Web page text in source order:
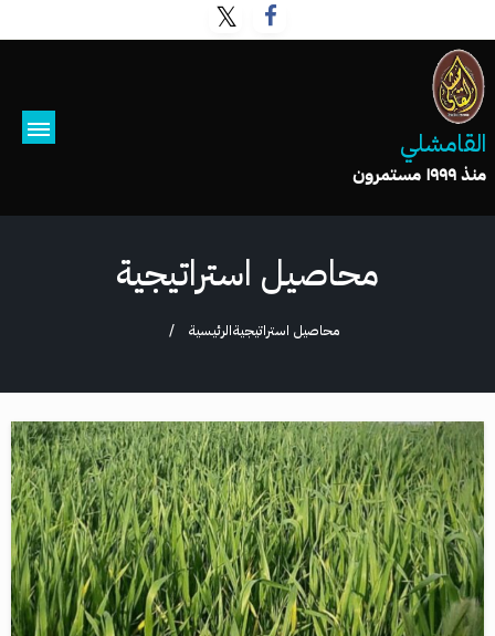
القامشلي
منذ ١٩٩٩ مستمرون
محاصيل استراتيجية
الرئيسيةمحاصيل استراتيجية